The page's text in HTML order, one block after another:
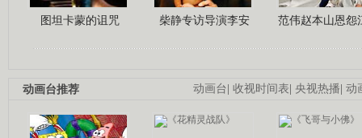
图坦卡蒙的诅咒 柴静专访导演李安 范伟赵本山恩怨
动画台| 收视时间表| 央视热播| 动
动画台推荐